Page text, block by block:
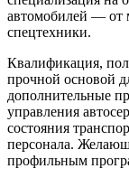
автомобилей — от
спецтехники.
Квалификация,
прочной основой
дополнительные
управления
состояния
персонала.
профильным